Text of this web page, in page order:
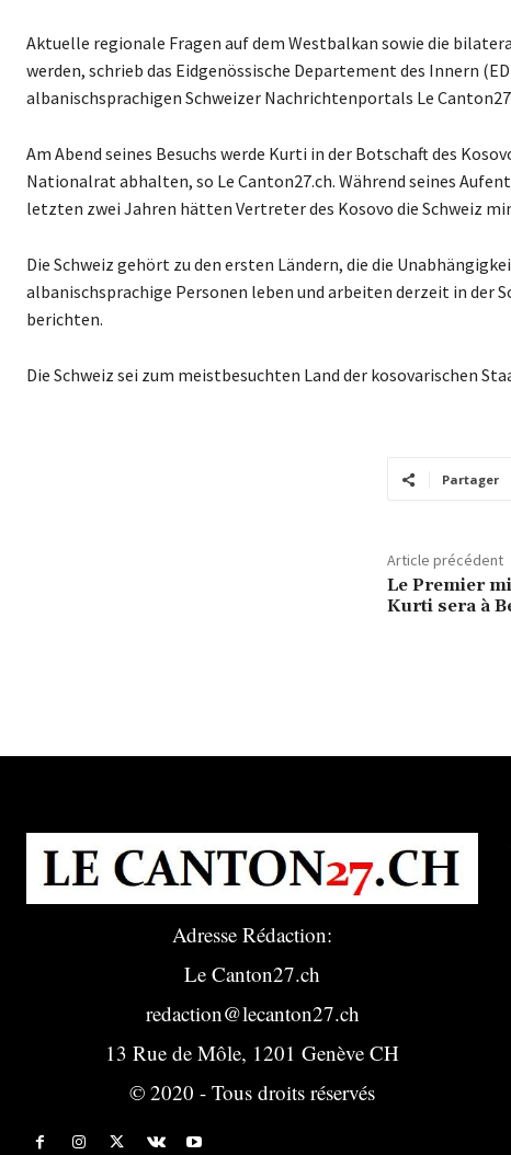
Aktuelle regionale Fragen auf dem Westbalkan sowie die
werden, schrieb das Eidgenössische Departement des Innern
albanischsprachigen Schweizer Nachrichtenportals Le
Am Abend seines Besuchs werde Kurti in der Botschaft des
Nationalrat abhalten, so Le Canton27.ch. Während seines
letzten zwei Jahren hätten Vertreter des Kosovo die Schweiz
Die Schweiz gehört zu den ersten Ländern, die die
albanischsprachige Personen leben und arbeiten derzeit in der
berichten.
Die Schweiz sei zum meistbesuchten Land der kosovarischen
Partager
Article précédent
Le Premier
Kurti sera à
Adresse Rédaction:
Le Canton27.ch
redaction@lecanton27.ch
13 Rue de Môle, 1201 Genève CH
© 2020 - Tous droits réservés